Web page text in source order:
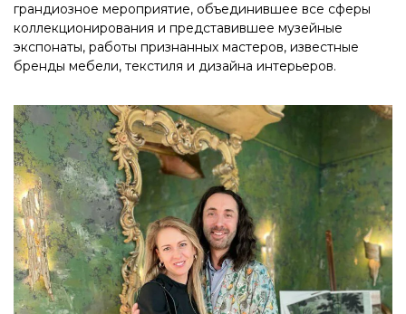
грандиозное мероприятие, объединившее все сферы
коллекционирования и представившее музейные
экспонаты, работы признанных мастеров, известные
бренды мебели, текстиля и дизайна интерьеров.